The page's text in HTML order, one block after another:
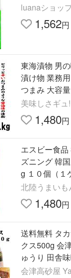
luanaショッ
1,562円
東海漬物 男
漬け物 業務
つまみ 大容
漬物 おかず
もの 男の味」
美味しさギュ
1,480円
エスビー食
ズニング 韓
g １０個（１
便】 たたき
国風 韓国料理
北陸うまいも
1,480円
送料無料 タ
クス500g 会
ゅうり 田舎
た味わい お茶
会津高砂屋